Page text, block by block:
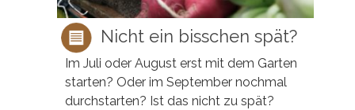
Nicht ein bisschen spät?
Im Juli oder August erst mit dem Garten
starten? Oder im September nochmal
durchstarten? Ist das nicht zu spät?